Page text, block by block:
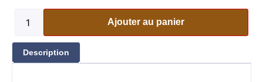
Ajouter au panier
Description